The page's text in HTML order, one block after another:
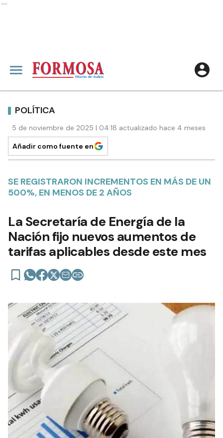
Ads
POLÍTICA
5 de noviembre de 2025 | 04:18 actualizado hace 4 meses
Añadir como fuente en
SE REGISTRARON INCREMENTOS EN MÁS DE UN
500%, EN MENOS DE 2 AÑOS
La Secretaría de Energía de la
Nación fijo nuevos aumentos de
tarifas aplicables desde este mes